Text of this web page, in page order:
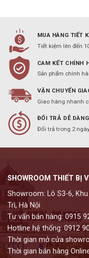
MUA HÀNG TIẾT
Tiết kiệm lên đến
CAM KẾT CHÍNH
Sản phẩm chính
VẬN CHUYỂN
Giao hàng nhanh
ĐỔI TRẢ DỄ DÀNG
Đổi trả trong 2
SHOWROOM THIẾT BỊ
Showroom: Lô S3-6,
Trì, Hà Nội
Tư vấn bán hàng: 0915
Hotline hệ thống: 0912
Thời gian mở cửa
Thời gian bán hàng